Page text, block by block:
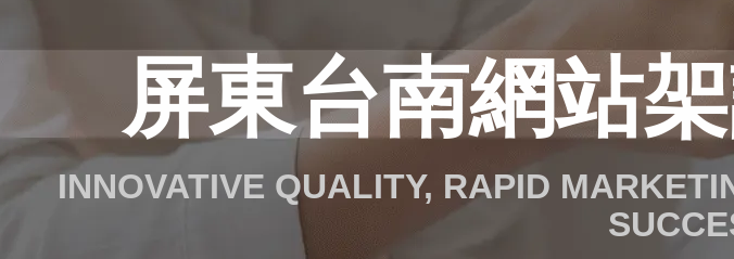
屏東台南網站
INNOVATIVE QUALITY, RAPID